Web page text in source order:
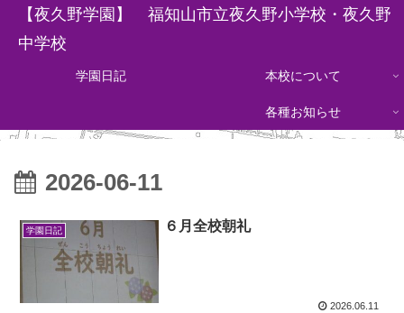
【夜久野学園】 福知山市立夜久野小学校・夜久野
中学校
学園日記 本校について
各種お知らせ
2026-06-11
学園日記 ６月全校朝礼
2026.06.11